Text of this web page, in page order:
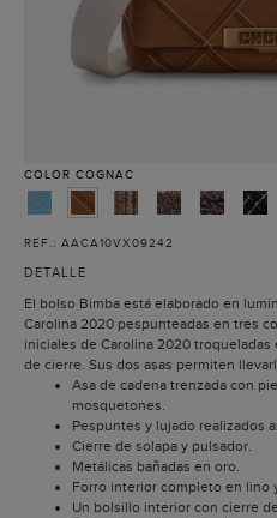
COLOR COGNAC
REF.: AACA10VX09242
DETALLE
El bolso Bimba está elaborado en
Carolina 2020 pespunteadas en tres
iniciales de Carolina 2020
de cierre. Sus dos asas permiten
Asa de cadena trenzada con
mosquetones.
Pespuntes y lujado realizados
Cierre de solapa y pulsador.
Metálicas bañadas en oro.
Forro interior completo en lino
Un bolsillo interior con cierre